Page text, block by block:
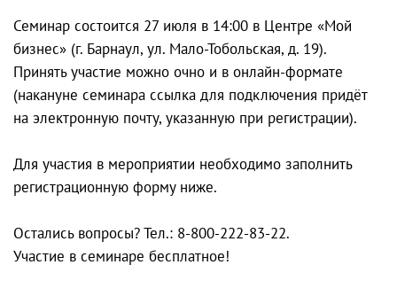
Семинар состоится 27 июля в 14:00 в Центре «Мой
бизнес» (г. Барнаул, ул. Мало-Тобольская, д. 19).
Принять участие можно очно и в онлайн-формате
(накануне семинара ссылка для подключения придёт
на электронную почту, указанную при регистрации).
Для участия в мероприятии необходимо заполнить
регистрационную форму ниже.
Остались вопросы? Тел.: 8-800-222-83-22.
Участие в семинаре бесплатное!